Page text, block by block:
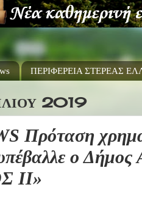
ΠΕΡΙΦΕΡΕΙΑ ΣΤΕΡΕΑΣ
2019
Πρόταση
ο
ΙΙ»